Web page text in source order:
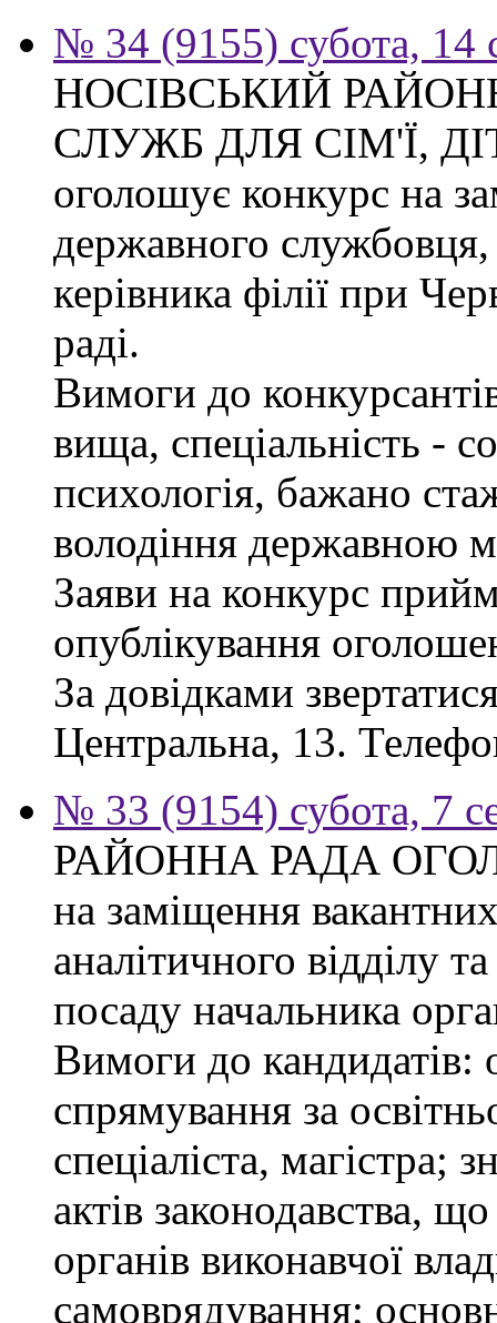
№ 34 (9155) субота, 14
НОСІВСЬКИЙ
СЛУЖБ ДЛЯ СІМ'Ї,
оголошує конкурс на
державного службовця,
керівника філії при
раді.
Вимоги до
вища, спеціальність -
психологія, бажано
володіння державною
Заяви на конкурс
опублікування
За довідками
Центральна, 13.
№ 33 (9154) субота, 7
РАЙОННА РАДА
на заміщення
аналітичного відділу
посаду начальника
Вимоги до кандидатів:
спрямування за
спеціаліста, магістра;
актів законодавства,
органів виконавчої
самоврядування;